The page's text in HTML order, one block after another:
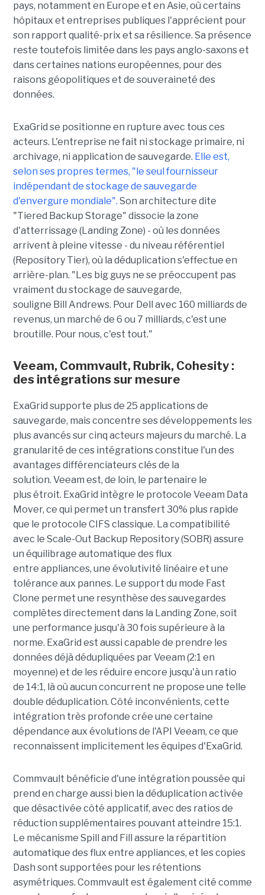
pays, notamment en Europe et en Asie, où certains
hôpitaux et entreprises publiques l'apprécient pour
son rapport qualité-prix et sa résilience. Sa présence
reste toutefois limitée dans les pays anglo-saxons et
dans certaines nations européennes, pour des
raisons géopolitiques et de souveraineté des
données.
ExaGrid se positionne en rupture avec tous ces
acteurs. L'entreprise ne fait ni stockage primaire, ni
archivage, ni application de sauvegarde. Elle est,
selon ses propres termes, "le seul fournisseur
indépendant de stockage de sauvegarde
d'envergure mondiale". Son architecture dite
"Tiered Backup Storage" dissocie la zone
d'atterrissage (Landing Zone) - où les données
arrivent à pleine vitesse - du niveau référentiel
(Repository Tier), où la déduplication s'effectue en
arrière-plan. "Les big guys ne se préoccupent pas
vraiment du stockage de sauvegarde,
souligne Bill Andrews. Pour Dell avec 160 milliards de
revenus, un marché de 6 ou 7 milliards, c'est une
broutille. Pour nous, c'est tout."
Veeam, Commvault, Rubrik, Cohesity :
des intégrations sur mesure
ExaGrid supporte plus de 25 applications de
sauvegarde, mais concentre ses développements les
plus avancés sur cinq acteurs majeurs du marché. La
granularité de ces intégrations constitue l'un des
avantages différenciateurs clés de la
solution. Veeam est, de loin, le partenaire le
plus étroit. ExaGrid intègre le protocole Veeam Data
Mover, ce qui permet un transfert 30% plus rapide
que le protocole CIFS classique. La compatibilité
avec le Scale-Out Backup Repository (SOBR) assure
un équilibrage automatique des flux
entre appliances, une évolutivité linéaire et une
tolérance aux pannes. Le support du mode Fast
Clone permet une resynthèse des sauvegardes
complètes directement dans la Landing Zone, soit
une performance jusqu'à 30 fois supérieure à la
norme. ExaGrid est aussi capable de prendre les
données déjà dédupliquées par Veeam (2:1 en
moyenne) et de les réduire encore jusqu'à un ratio
de 14:1, là où aucun concurrent ne propose une telle
double déduplication. Côté inconvénients, cette
intégration très profonde crée une certaine
dépendance aux évolutions de l'API Veeam, ce que
reconnaissent implicitement les équipes d'ExaGrid.
Commvault bénéficie d'une intégration poussée qui
prend en charge aussi bien la déduplication activée
que désactivée côté applicatif, avec des ratios de
réduction supplémentaires pouvant atteindre 15:1.
Le mécanisme Spill and Fill assure la répartition
automatique des flux entre appliances, et les copies
Dash sont supportées pour les rétentions
asymétriques. Commvault est également cité comme